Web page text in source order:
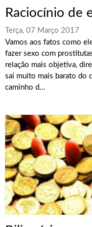
Raciocínio de
Terça, 07 Março 2017
Vamos aos fatos como
fazer sexo com
relação mais objetiva,
sai muito mais barato do
caminho d...